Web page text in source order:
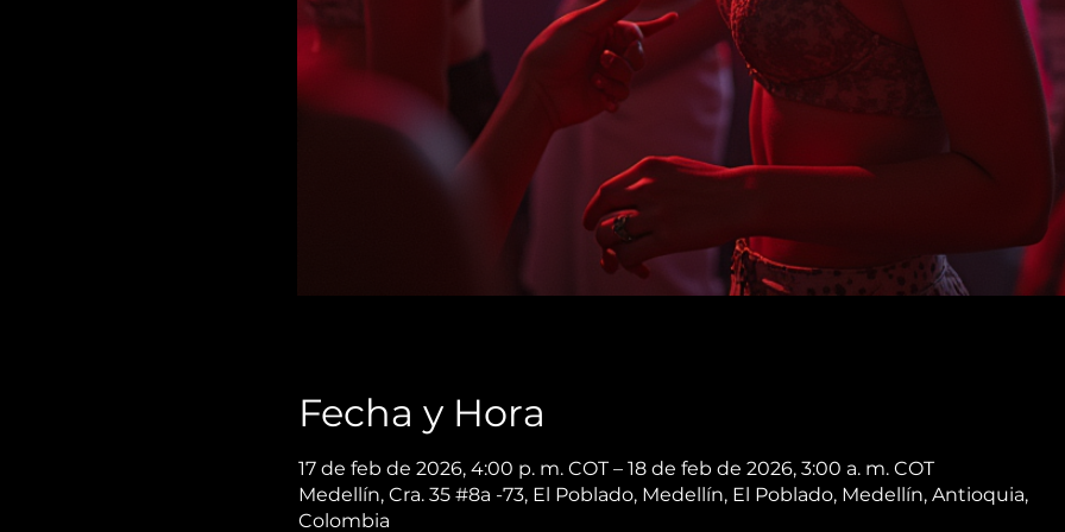
Fecha y Hora
17 de feb de 2026, 4:00 p. m. COT – 18 de feb de 2026, 3:00 a. m. COT
Medellín, Cra. 35 #8a -73, El Poblado, Medellín, El Poblado, Medellín, Antioquia,
Colombia